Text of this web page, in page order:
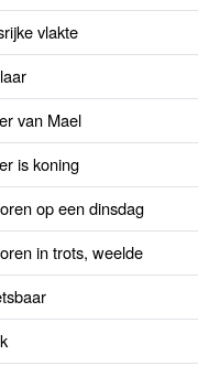
vlakte
van Mael
is koning
op een dinsdag
in trots, weelde